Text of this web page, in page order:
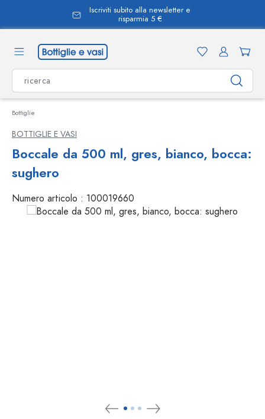
Iscriviti subito alla newsletter e
risparmia 5 €
Bottiglie
BOTTIGLIE E VASI
Boccale da 500 ml, gres, bianco, bocca:
sughero
Numero articolo : 100019660